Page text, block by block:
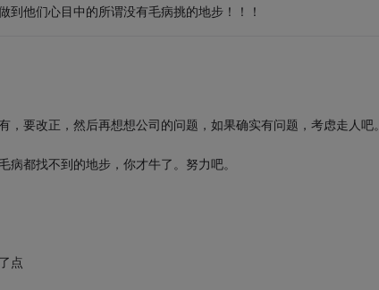
他们心目中的所谓没有毛病挑的地步！！！
要改正，然后再想想公司的问题，如果确实有问题，考虑走人吧。
都找不到的地步，你才牛了。努力吧。